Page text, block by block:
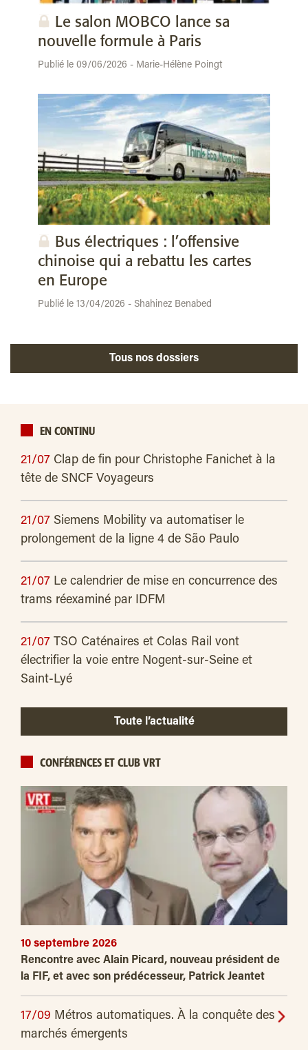
Le salon MOBCO lance sa
nouvelle formule à Paris
Publié le 09/06/2026 - Marie-Hélène Poingt
Bus électriques : l’offensive
chinoise qui a rebattu les cartes
en Europe
Publié le 13/04/2026 - Shahinez Benabed
Tous nos dossiers
EN CONTINU
21/07 Clap de fin pour Christophe Fanichet à la
tête de SNCF Voyageurs
21/07 Siemens Mobility va automatiser le
prolongement de la ligne 4 de São Paulo
21/07 Le calendrier de mise en concurrence des
trams réexaminé par IDFM
21/07 TSO Caténaires et Colas Rail vont
électrifier la voie entre Nogent-sur-Seine et
Saint-Lyé
Toute l’actualité
CONFÉRENCES ET CLUB VRT
10 septembre 2026
Rencontre avec Alain Picard, nouveau président de
la FIF, et avec son prédécesseur, Patrick Jeantet
17/09 Métros automatiques. À la conquête des
marchés émergents